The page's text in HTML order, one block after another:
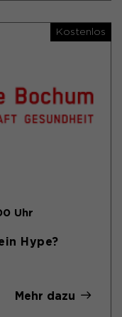
Kostenlos
Uhr
Hype?
Mehr dazu